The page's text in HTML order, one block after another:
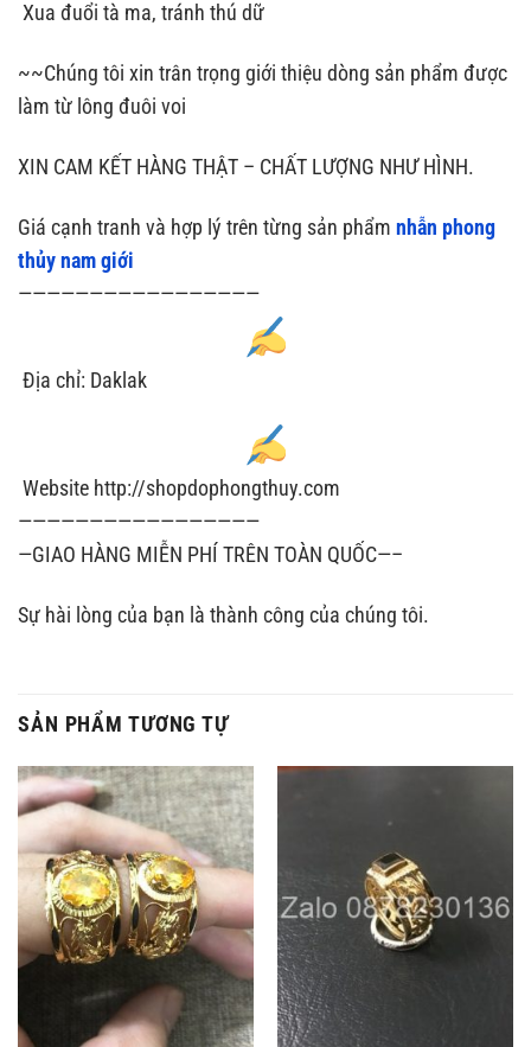
Xua đuổi tà ma, tránh thú dữ
~~Chúng tôi xin trân trọng giới thiệu dòng sản phẩm được
làm từ lông đuôi voi
XIN CAM KẾT HÀNG THẬT – CHẤT LƯỢNG NHƯ HÌNH.
Giá cạnh tranh và hợp lý trên từng sản phẩm nhẫn phong
thủy nam giới
—————————————————
Địa chỉ: Daklak
Website http://shopdophongthuy.com
—————————————————
—GIAO HÀNG MIỄN PHÍ TRÊN TOÀN QUỐC—–
Sự hài lòng của bạn là thành công của chúng tôi.
SẢN PHẨM TƯƠNG TỰ